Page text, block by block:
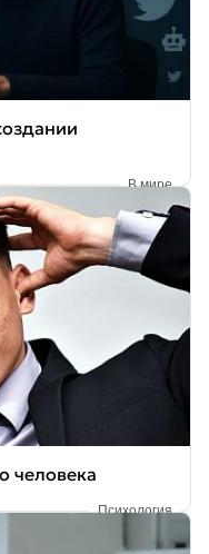
В мире
человека
Психология